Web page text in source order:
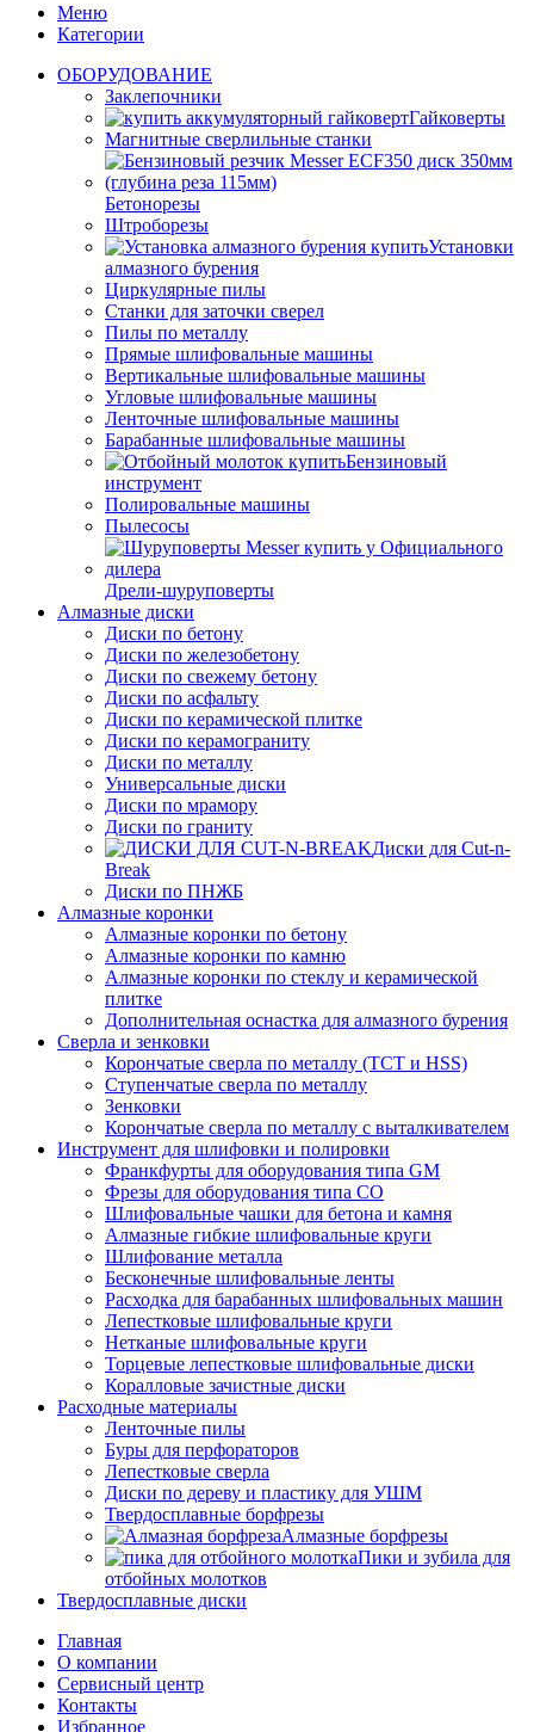
Меню
Категории
ОБОРУДОВАНИЕ
Заклепочники
Гайковерты
Магнитные сверлильные станки
Бетонорезы
Штроборезы
Установки
алмазного бурения
Циркулярные пилы
Станки для заточки сверел
Пилы по металлу
Прямые шлифовальные машины
Вертикальные шлифовальные машины
Угловые шлифовальные машины
Ленточные шлифовальные машины
Барабанные шлифовальные машины
Бензиновый
инструмент
Полировальные машины
Пылесосы
Дрели-шуруповерты
Алмазные диски
Диски по бетону
Диски по железобетону
Диски по свежему бетону
Диски по асфальту
Диски по керамической плитке
Диски по керамограниту
Диски по металлу
Универсальные диски
Диски по мрамору
Диски по граниту
Диски для Cut-n-
Break
Диски по ПНЖБ
Алмазные коронки
Алмазные коронки по бетону
Алмазные коронки по камню
Алмазные коронки по стеклу и керамической
плитке
Дополнительная оснастка для алмазного бурения
Сверла и зенковки
Корончатые сверла по металлу (TCT и HSS)
Ступенчатые сверла по металлу
Зенковки
Корончатые сверла по металлу c выталкивателем
Инструмент для шлифовки и полировки
Франкфурты для оборудования типа GM
Фрезы для оборудования типа СО
Шлифовальные чашки для бетона и камня
Алмазные гибкие шлифовальные круги
Шлифование металла
Бесконечные шлифовальные ленты
Расходка для барабанных шлифовальных машин
Лепестковые шлифовальные круги
Нетканые шлифовальные круги
Торцевые лепестковые шлифовальные диски
Коралловые зачистные диски
Расходные материалы
Ленточные пилы
Буры для перфораторов
Лепестковые сверла
Диски по дереву и пластику для УШМ
Твердосплавные борфрезы
Алмазные борфрезы
Пики и зубила для
отбойных молотков
Твердосплавные диски
Главная
О компании
Сервисный центр
Контакты
Избранное